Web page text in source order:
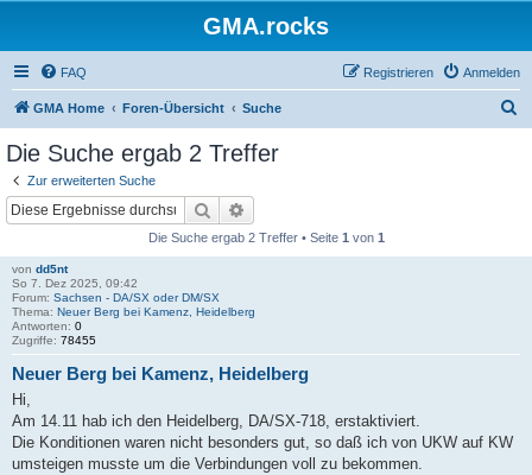
GMA.rocks
FAQ Anmelden
Registrieren
GMA Home Foren-Übersicht Suche
Die Suche ergab 2 Treffer
Zur erweiterten Suche
Suche
Die Suche ergab 2 Treffer • Seite 1 von 1
von dd5nt
So 7. Dez 2025, 09:42
Forum: Sachsen - DA/SX oder DM/SX
Thema: Neuer Berg bei Kamenz, Heidelberg
Antworten: 0
Zugriffe: 78455
Neuer Berg bei Kamenz, Heidelberg
Hi,
Am 14.11 hab ich den Heidelberg, DA/SX-718, erstaktiviert.
Die Konditionen waren nicht besonders gut, so daß ich von UKW auf KW
umsteigen musste um die Verbindungen voll zu bekommen.